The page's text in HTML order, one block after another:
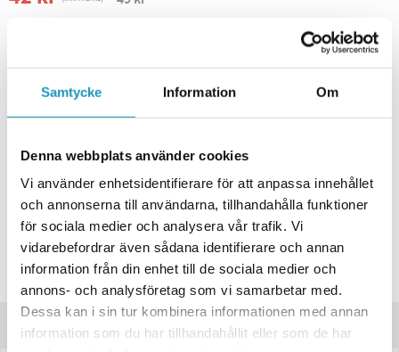
Samtycke Information Om
Denna webbplats använder cookies
Vi använder enhetsidentifierare för att anpassa innehållet
och annonserna till användarna, tillhandahålla funktioner
för sociala medier och analysera vår trafik. Vi
vidarebefordrar även sådana identifierare och annan
information från din enhet till de sociala medier och
annons- och analysföretag som vi samarbetar med.
Dessa kan i sin tur kombinera informationen med annan
information som du har tillhandahållit eller som de har
+ LÄGG I KUNDVAGN
BUTIKSLAGER 0 I LAGER
Lägsta pris de senaste 30-dagarna: 42 kr
Leverans- & Returinformation
Spara produkt
Produktinformation